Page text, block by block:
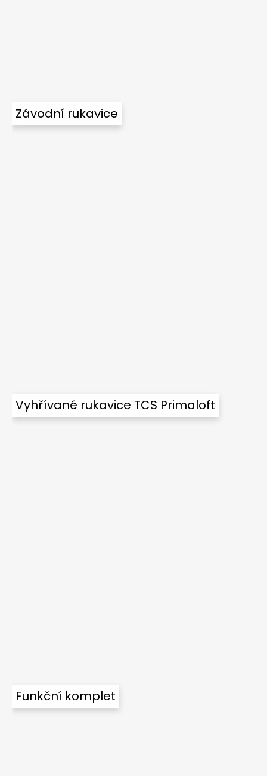
Závodní rukavice
Vyhřívané rukavice TCS Primaloft
Funkční komplet